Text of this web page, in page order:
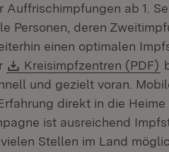
Auffrischimpfungen ab 1.
Personen, deren
einen optimalen
Download:
Kreisimpfzentren (PDF)
und gezielt voran.
direkt in die
ist ausreichend
Stellen im Land